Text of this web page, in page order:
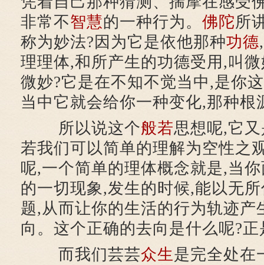
非常不智慧的一种行为。 佛陀所
称为妙法?因为它是依他那种功德
理理体,和所产生的功德受用,叫
微妙?它是在不知不觉当中,是你
当中它就会给你一种变化,那种根
所以说这个般若思想呢,它
若我们可以简单的理解为空性之
呢,一个简单的理体概念就是,当
的一切现象,发生的时候,能以无
题,从而让你的生活的行为轨迹产
向。这个正确的去向是什么呢?
而我们芸芸众生是完全处在